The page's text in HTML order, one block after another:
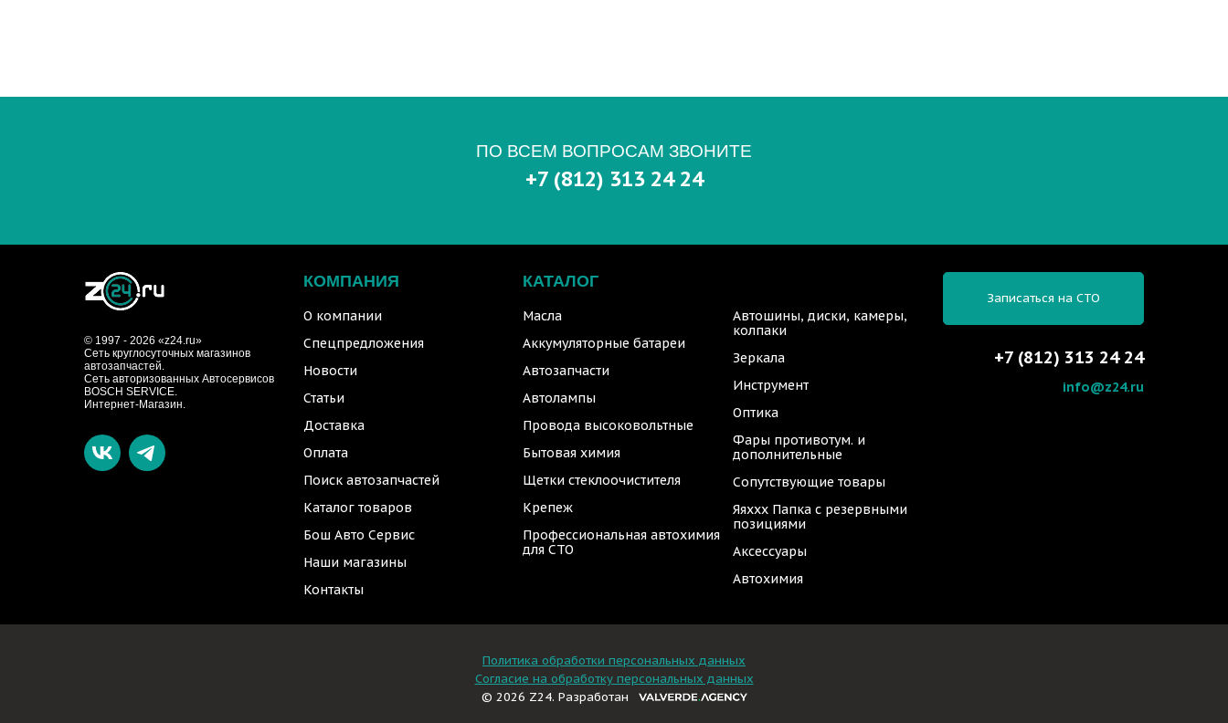
ПО ВСЕМ ВОПРОСАМ ЗВОНИТЕ
+7 (812) 313 24 24
© 1997 - 2026 «z24.ru»
Cеть круглосуточных магазинов
автозапчастей.
Сеть авторизованных Автосервисов
BOSCH SERVICE.
Интернет-Магазин.
КОМПАНИЯ
О компании
Спецпредложения
Новости
Статьи
Доставка
Оплата
Поиск автозапчастей
Каталог товаров
Бош Авто Сервис
Наши магазины
Контакты
КАТАЛОГ
Масла
Аккумуляторные батареи
Автозапчасти
Автолампы
Провода высоковольтные
Бытовая химия
Щетки стеклоочистителя
Крепеж
Профессиональная автохимия
для СТО
Автошины, диски, камеры,
колпаки
Зеркала
Инструмент
Оптика
Фары противотум. и
дополнительные
Сопутствующие товары
Яяххх Папка с резервными
позициями
Аксессуары
Автохимия
Записаться на СТО
+7 (812) 313 24 24
info@z24.ru
Политика обработки персональных данных
Согласие на обработку персональных данных
© 2026 Z24. Разработан